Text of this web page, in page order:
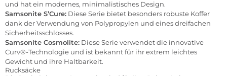
und hat ein modernes, minimalistisches Design.
Samsonite S’Cure: Diese Serie bietet besonders robuste Koffer
dank der Verwendung von Polypropylen und eines dreifachen
Sicherheitsschlosses.
Samsonite Cosmolite: Diese Serie verwendet die innovative
Curv®-Technologie und ist bekannt für ihr extrem leichtes
Gewicht und ihre Haltbarkeit.
Rucksäcke